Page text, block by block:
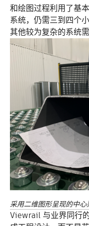
和绘图过程利用了基
系统，仍需三到四个
其他较为复杂的系统
采用二维图形呈现的中
Viewrail 与业界同行